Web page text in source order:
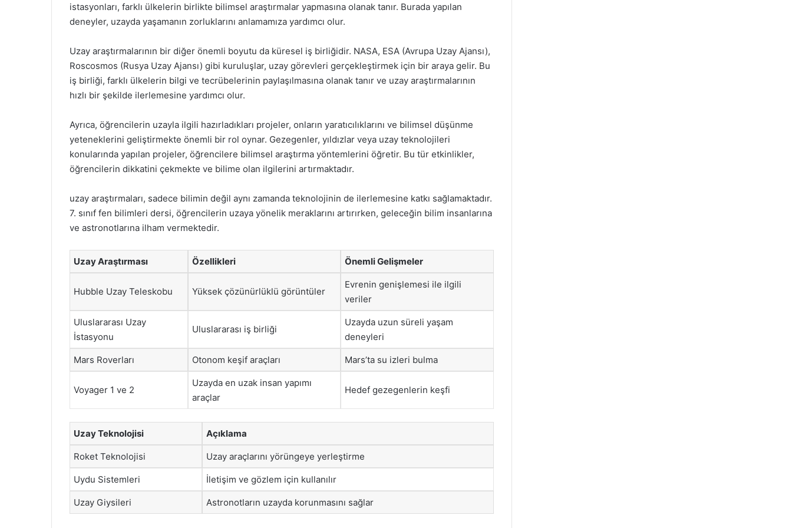
istasyonları, farklı ülkelerin birlikte bilimsel araştırmalar yapmasına olanak tanır. Burada yapılan
deneyler, uzayda yaşamanın zorluklarını anlamamıza yardımcı olur.
Uzay araştırmalarının bir diğer önemli boyutu da küresel iş birliğidir. NASA, ESA (Avrupa Uzay Ajansı),
Roscosmos (Rusya Uzay Ajansı) gibi kuruluşlar, uzay görevleri gerçekleştirmek için bir araya gelir. Bu
iş birliği, farklı ülkelerin bilgi ve tecrübelerinin paylaşılmasına olanak tanır ve uzay araştırmalarının
hızlı bir şekilde ilerlemesine yardımcı olur.
Ayrıca, öğrencilerin uzayla ilgili hazırladıkları projeler, onların yaratıcılıklarını ve bilimsel düşünme
yeteneklerini geliştirmekte önemli bir rol oynar. Gezegenler, yıldızlar veya uzay teknolojileri
konularında yapılan projeler, öğrencilere bilimsel araştırma yöntemlerini öğretir. Bu tür etkinlikler,
öğrencilerin dikkatini çekmekte ve bilime olan ilgilerini artırmaktadır.
uzay araştırmaları, sadece bilimin değil aynı zamanda teknolojinin de ilerlemesine katkı sağlamaktadır.
7. sınıf fen bilimleri dersi, öğrencilerin uzaya yönelik meraklarını artırırken, geleceğin bilim insanlarına
ve astronotlarına ilham vermektedir.
Uzay Araştırması Özellikleri Önemli Gelişmeler
Hubble Uzay Teleskobu Yüksek çözünürlüklü görüntüler
Evrenin genişlemesi ile ilgili
veriler
Uluslararası Uzay
İstasyonu
Uluslararası iş birliği
Uzayda uzun süreli yaşam
deneyleri
Mars Roverları Otonom keşif araçları Mars’ta su izleri bulma
Voyager 1 ve 2
Uzayda en uzak insan yapımı
araçlar
Hedef gezegenlerin keşfi
Uzay Teknolojisi Açıklama
Roket Teknolojisi Uzay araçlarını yörüngeye yerleştirme
Uydu Sistemleri İletişim ve gözlem için kullanılır
Uzay Giysileri Astronotların uzayda korunmasını sağlar